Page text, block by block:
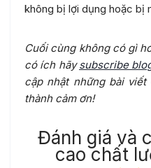
không bị lợi dụng hoặc bị
Cuối cùng không có gì
có ích hãysubscribe
cập nhật những bài viết
thành cảm ơn!
Đánh giá và
cao chất